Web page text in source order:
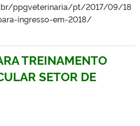
ppgveterinaria/pt/2017/09/18
ingresso-em-2018/
TREINAMENTO
SETOR DE